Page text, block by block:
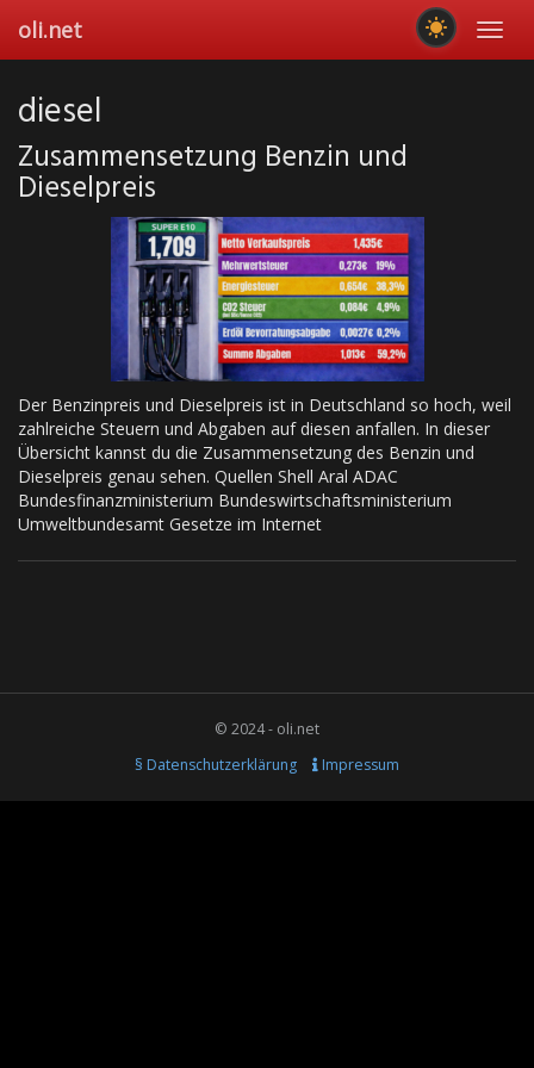
main
oli.net
diesel
Zusammensetzung Benzin und
Dieselpreis
Der Benzinpreis und Dieselpreis ist in Deutschland so hoch, weil
zahlreiche Steuern und Abgaben auf diesen anfallen. In dieser
Übersicht kannst du die Zusammensetzung des Benzin und
Dieselpreis genau sehen. Quellen Shell Aral ADAC
Bundesfinanzministerium Bundeswirtschaftsministerium
Umweltbundesamt Gesetze im Internet
© 2024 - oli.net
§ Datenschutzerklärung
Impressum